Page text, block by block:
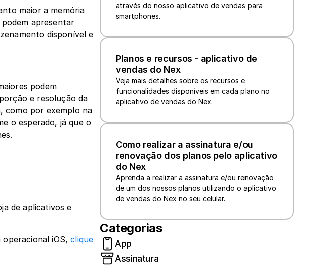
maior a memória
apresentar
disponível e
podem
e resolução da
como por exemplo na
o esperado, já que o
de aplicativos e
operacional iOS, clique
através do nosso aplicativo de vendas para
smartphones.
Planos e recursos - aplicativo de
vendas do Nex
Veja mais detalhes sobre os recursos e
funcionalidades disponíveis em cada plano no
aplicativo de vendas do Nex.
Como realizar a assinatura e/ou
renovação dos planos pelo aplicativo
do Nex
Aprenda a realizar a assinatura e/ou renovação
de um dos nossos planos utilizando o aplicativo
de vendas do Nex no seu celular.
Categorias
App
Assinatura